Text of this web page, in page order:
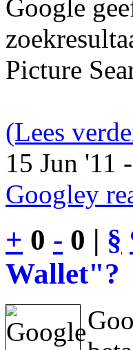
Google
Picture
(Lees
15 Jun '11
Googley
+ 0 - 0 | §
Wallet"?